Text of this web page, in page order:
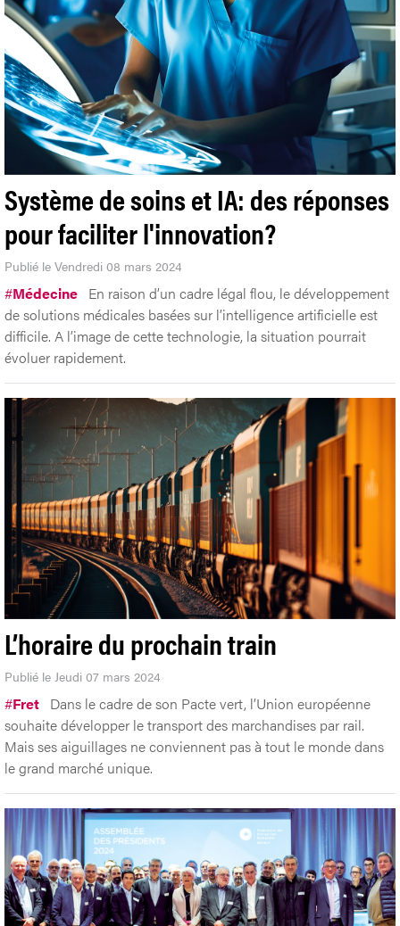
Système de soins et IA: des réponses
pour faciliter l'innovation?
Publié le Vendredi 08 mars 2024
#Médecine En raison d’un cadre légal flou, le développement
de solutions médicales basées sur l’intelligence artificielle est
difficile. A l’image de cette technologie, la situation pourrait
évoluer rapidement.
L’horaire du prochain train
Publié le Jeudi 07 mars 2024
#Fret Dans le cadre de son Pacte vert, l’Union européenne
souhaite développer le transport des marchandises par rail.
Mais ses aiguillages ne conviennent pas à tout le monde dans
le grand marché unique.